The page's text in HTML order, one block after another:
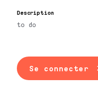
Description
to do
Se connecter